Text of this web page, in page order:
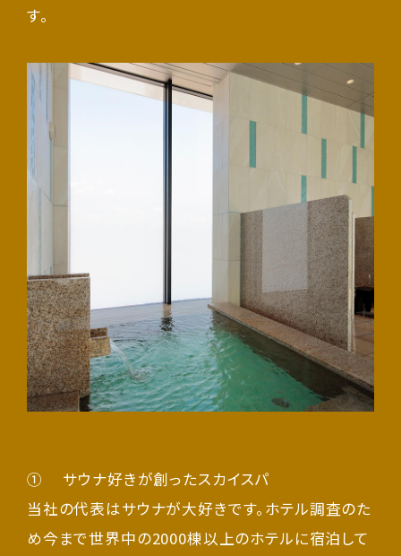
す。
① サウナ好きが創ったスカイスパ
当社の代表はサウナが大好きです。ホテル調査のた
め今まで世界中の2000棟以上のホテルに宿泊して